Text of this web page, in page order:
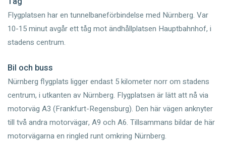
Flygplatsen har en tunnelbaneförbindelse med Nürnberg. Var
10-15 minut avgår ett tåg mot ändhållplatsen Hauptbahnhof, i
stadens centrum.
Bil och buss
Nürnberg flygplats ligger endast 5 kilometer norr om stadens
centrum, i utkanten av Nürnberg. Flygplatsen är lätt att nå via
motorväg A3 (Frankfurt-Regensburg). Den här vägen anknyter
till två andra motorvägar, A9 och A6. Tillsammans bildar de här
motorvägarna en ringled runt omkring Nürnberg.